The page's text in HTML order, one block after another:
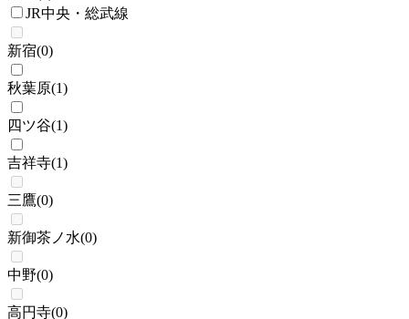
JR中央・総武線
新宿(0)
秋葉原(1)
四ツ谷(1)
吉祥寺(1)
三鷹(0)
新御茶ノ水(0)
中野(0)
高円寺(0)